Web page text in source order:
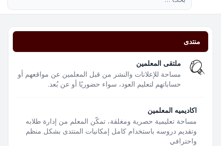
منتدى
ملتقى المعلمين
مساحة للإعلانات والنشر من قبل المعلمين عن مواقعهم أو
حساباتهم لتعليم العود، سواء حضوريًا أو عن بُعد.
اكاديميه المعلمين
مساحة تعليمية حصرية ومغلقة، تمكّن المعلم من إدارة طلابه
وتقديم دروسه باستخدام كامل إمكانيات المنتدى بشكل منظم
واحترافي